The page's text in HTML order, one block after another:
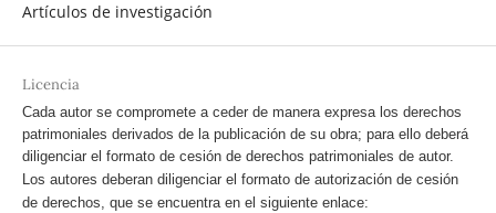
Artículos de investigación
Licencia
Cada autor se compromete a ceder de manera expresa los derechos
patrimoniales derivados de la publicación de su obra; para ello deberá
diligenciar el formato de cesión de derechos patrimoniales de autor.
Los autores deberan diligenciar el formato de autorización de cesión
de derechos, que se encuentra en el siguiente enlace: